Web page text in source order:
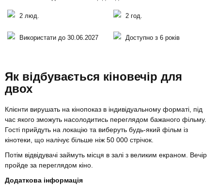
2 люд. 2 год.
Використати до 30.06.2027 Доступно з 6 років
Як відбувається кіновечір для
двох
Клієнти вирушать на кінопоказ в індивідуальному форматі, під
час якого зможуть насолодитись переглядом бажаного фільму.
Гості прийдуть на локацію та виберуть будь-який фільм із
кінотеки, що налічує більше ніж 50 000 стрічок.
Потім відвідувачі займуть місця в залі з великим екраном. Вечір
пройде за переглядом кіно.
Додаткова інформація